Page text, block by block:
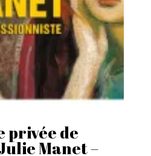
privée de
Manet –